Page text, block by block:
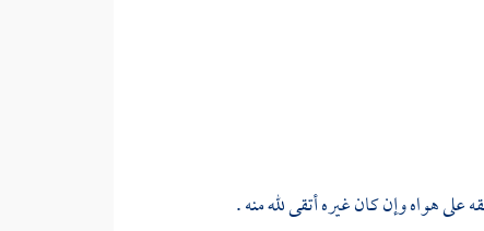
هواه وإن كان غيره أتقى لله منه .